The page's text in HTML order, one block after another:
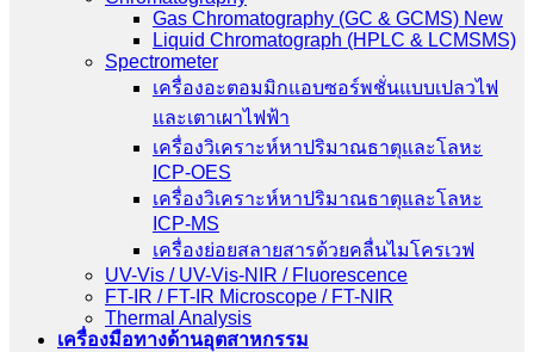
Gas Chromatography (GC & GCMS) New
Liquid Chromatograph (HPLC & LCMSMS)
Spectrometer
เครื่องอะตอมมิกแอบซอร์พชั่นแบบเปลวไฟ
และเตาเผาไฟฟ้า
เครื่องวิเคราะห์หาปริมาณธาตุและโลหะ
ICP-OES
เครื่องวิเคราะห์หาปริมาณธาตุและโลหะ
ICP-MS
เครื่องย่อยสลายสารด้วยคลื่นไมโครเวฟ
UV-Vis / UV-Vis-NIR / Fluorescence
FT-IR / FT-IR Microscope / FT-NIR
Thermal Analysis
เครื่องมือทางด้านอุตสาหกรรม